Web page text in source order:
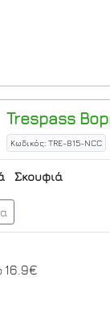
Trespass
Κωδικός: TRE-815-NCC
Σκουφιά
16.9€